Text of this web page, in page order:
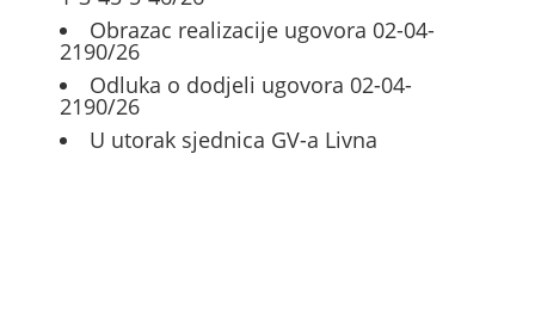
Obrazac realizacije ugovora 02-04-
2190/26
Odluka o dodjeli ugovora 02-04-
2190/26
U utorak sjednica GV-a Livna